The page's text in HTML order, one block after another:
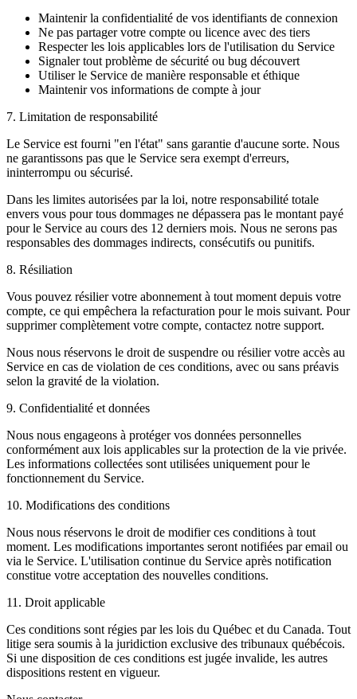
Maintenir la confidentialité de vos identifiants de connexion
Ne pas partager votre compte ou licence avec des tiers
Respecter les lois applicables lors de l'utilisation du Service
Signaler tout problème de sécurité ou bug découvert
Utiliser le Service de manière responsable et éthique
Maintenir vos informations de compte à jour
7. Limitation de responsabilité
Le Service est fourni "en l'état" sans garantie d'aucune sorte. Nous
ne garantissons pas que le Service sera exempt d'erreurs,
ininterrompu ou sécurisé.
Dans les limites autorisées par la loi, notre responsabilité totale
envers vous pour tous dommages ne dépassera pas le montant payé
pour le Service au cours des 12 derniers mois. Nous ne serons pas
responsables des dommages indirects, consécutifs ou punitifs.
8. Résiliation
Vous pouvez résilier votre abonnement à tout moment depuis votre
compte, ce qui empêchera la refacturation pour le mois suivant. Pour
supprimer complètement votre compte, contactez notre support.
Nous nous réservons le droit de suspendre ou résilier votre accès au
Service en cas de violation de ces conditions, avec ou sans préavis
selon la gravité de la violation.
9. Confidentialité et données
Nous nous engageons à protéger vos données personnelles
conformément aux lois applicables sur la protection de la vie privée.
Les informations collectées sont utilisées uniquement pour le
fonctionnement du Service.
10. Modifications des conditions
Nous nous réservons le droit de modifier ces conditions à tout
moment. Les modifications importantes seront notifiées par email ou
via le Service. L'utilisation continue du Service après notification
constitue votre acceptation des nouvelles conditions.
11. Droit applicable
Ces conditions sont régies par les lois du Québec et du Canada. Tout
litige sera soumis à la juridiction exclusive des tribunaux québécois.
Si une disposition de ces conditions est jugée invalide, les autres
dispositions restent en vigueur.